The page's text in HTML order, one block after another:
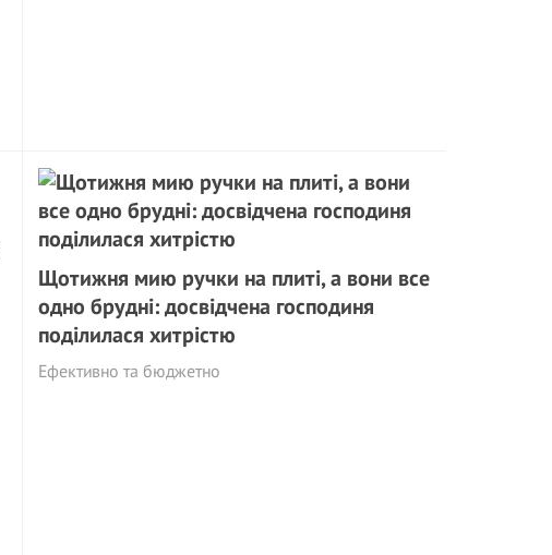
Щотижня мию ручки на плиті, а вони все
одно брудні: досвідчена господиня
поділилася хитрістю
Ефективно та бюджетно